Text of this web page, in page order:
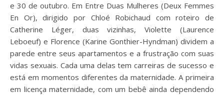
e 30 de outubro. Em Entre Duas Mulheres (Deux Femmes
En Or), dirigido por Chloé Robichaud com roteiro de
Catherine Léger, duas vizinhas, Violette (Laurence
Leboeuf) e Florence (Karine Gonthier-Hyndman) dividem a
parede entre seus apartamentos e a frustração com suas
vidas sexuais. Cada uma delas tem carreiras de sucesso e
está em momentos diferentes da maternidade. A primeira
em licença maternidade, com um bebê ainda dependendo